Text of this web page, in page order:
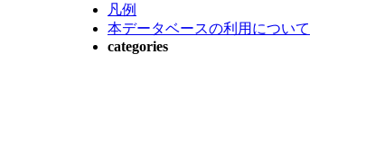
凡例
本データベースの利用について
categories